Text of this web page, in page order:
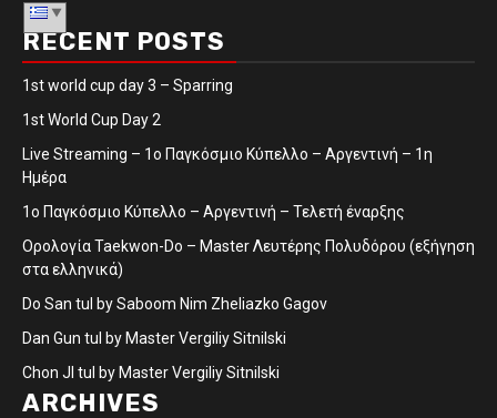
RECENT POSTS
1st world cup day 3 – Sparring
1st World Cup Day 2
Live Streaming – 1ο Παγκόσμιο Κύπελλο – Αργεντινή – 1η
Ημέρα
1ο Παγκόσμιο Κύπελλο – Αργεντινή – Τελετή έναρξης
Ορολογία Taekwon-Do – Master Λευτέρης Πολυδόρου (εξήγηση
στα ελληνικά)
Do San tul by Saboom Nim Zheliazko Gagov
Dan Gun tul by Master Vergiliy Sitnilski
Chon JI tul by Master Vergiliy Sitnilski
ARCHIVES